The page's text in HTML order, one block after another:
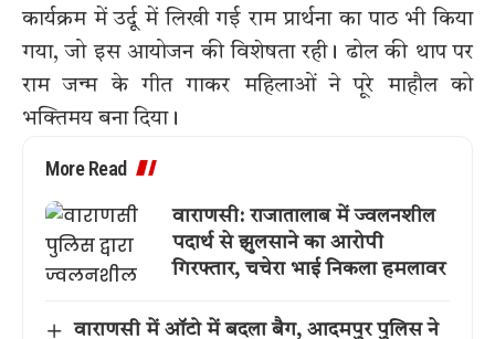
कार्यक्रम में उर्दू में लिखी गई राम प्रार्थना का पाठ भी किया
गया, जो इस आयोजन की विशेषता रही। ढोल की थाप पर
राम जन्म के गीत गाकर महिलाओं ने पूरे माहौल को
भक्तिमय बना दिया।
More Read
वाराणसी: राजातालाब में ज्वलनशील
पदार्थ से झुलसाने का आरोपी
गिरफ्तार, चचेरा भाई निकला हमलावर
वाराणसी में ऑटो में बदला बैग, आदमपुर पुलिस ने